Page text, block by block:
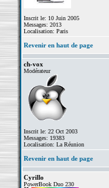
Inscrit le: 10 Juin 2005
Messages: 2013
Localisation: Paris
Revenir en haut de page
ch-vox
Modérateur
Inscrit le: 22 Oct 2003
Messages: 19383
Localisation: La Réunion
Revenir en haut de page
Cyrillo
PowerBook Duo 230